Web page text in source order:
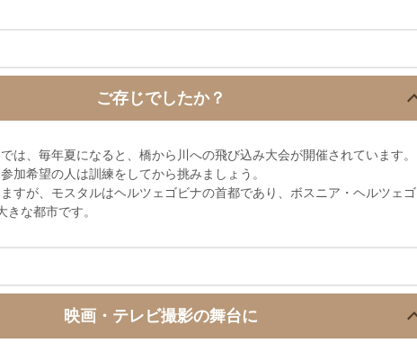
ご存じでしたか？
は、毎年夏になると、橋から川への飛び込み大会が開催されています。
加希望の人は訓練をしてから挑みましょう。
ますが、モスタルはヘルツェゴビナの首都であり、ボスニア・ヘルツェゴ
きな都市です。
映画・テレビ撮影の舞台に